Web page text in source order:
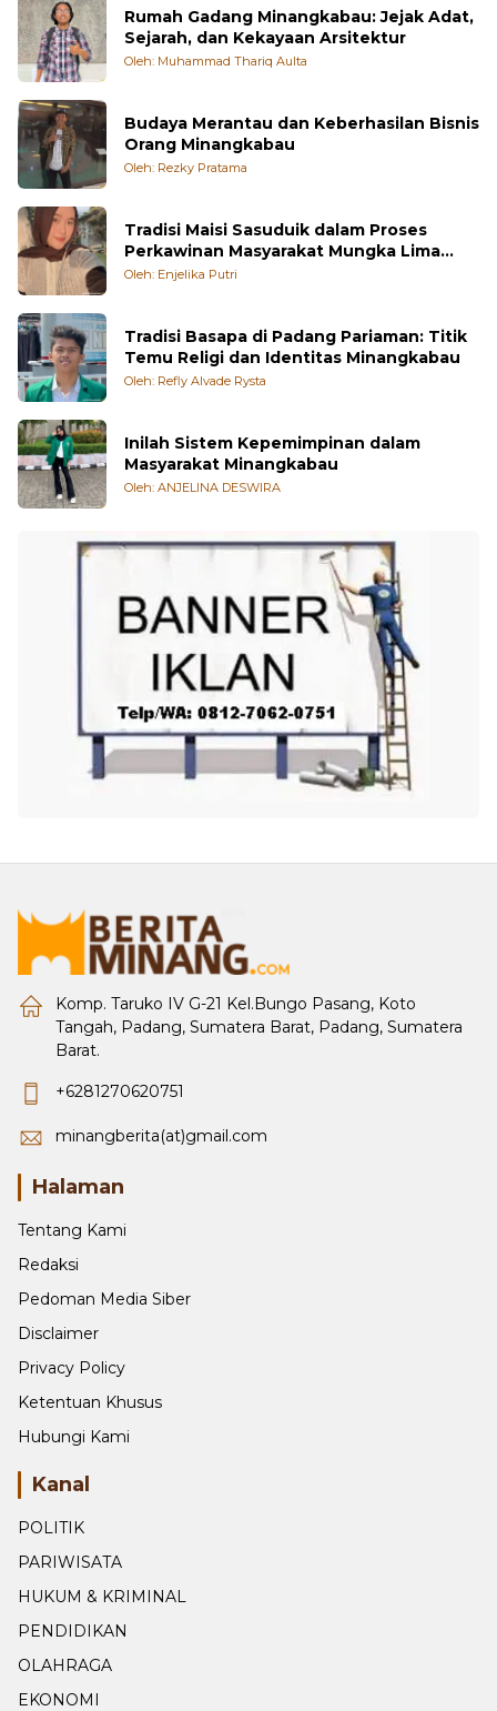
Rumah Gadang Minangkabau: Jejak Adat,
Sejarah, dan Kekayaan Arsitektur
Oleh: Muhammad Thariq Aulta
Budaya Merantau dan Keberhasilan Bisnis
Orang Minangkabau
Oleh: Rezky Pratama
Tradisi Maisi Sasuduik dalam Proses
Perkawinan Masyarakat Mungka Lima
Puluh Kota
Oleh: Enjelika Putri
Tradisi Basapa di Padang Pariaman: Titik
Temu Religi dan Identitas Minangkabau
Oleh: Refly Alvade Rysta
Inilah Sistem Kepemimpinan dalam
Masyarakat Minangkabau
Oleh: ANJELINA DESWIRA
Komp. Taruko IV G-21 Kel.Bungo Pasang, Koto
Tangah, Padang, Sumatera Barat, Padang, Sumatera
Barat.
+6281270620751
minangberita(at)gmail.com
Halaman
Tentang Kami
Redaksi
Pedoman Media Siber
Disclaimer
Privacy Policy
Ketentuan Khusus
Hubungi Kami
Kanal
POLITIK
PARIWISATA
HUKUM & KRIMINAL
PENDIDIKAN
OLAHRAGA
EKONOMI